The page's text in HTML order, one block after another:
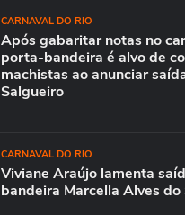
CARNAVAL DO RIO
Após gabaritar notas no
porta-bandeira é alvo de
machistas ao anunciar
Salgueiro
CARNAVAL DO RIO
Viviane Araújo lamenta
bandeira Marcella Alves